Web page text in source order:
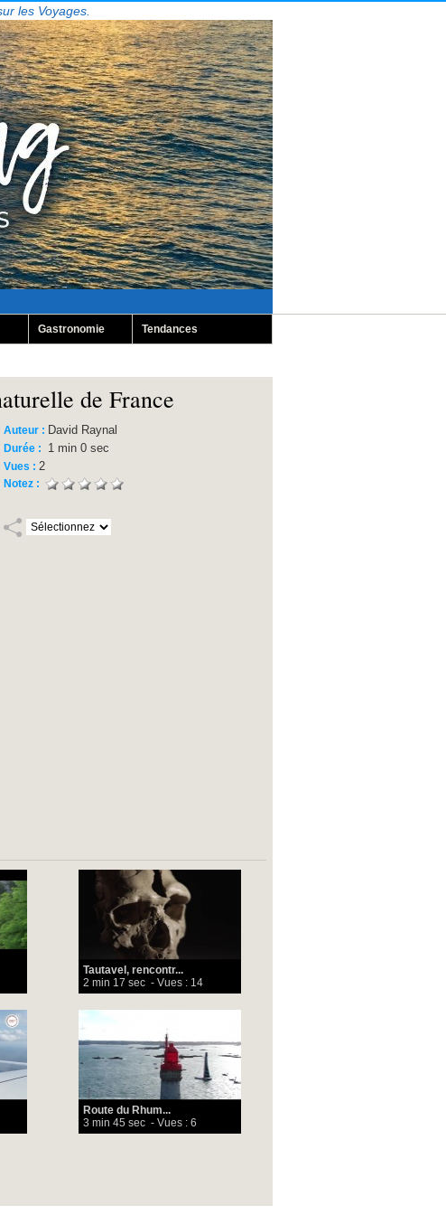
les Voyages.
Gastronomie Tendances
de France
Auteur : David Raynal
Durée : 1 min 0 sec
Vues : 2
Notez :
Tautavel, rencontr...
2 min 17 sec - Vues : 14
Route du Rhum...
3 min 45 sec - Vues : 6